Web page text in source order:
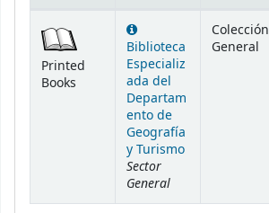
Printed
Books
Biblioteca
Especializ
ada del
Departam
ento de
Geografía
y Turismo
Sector
General
Colección
General